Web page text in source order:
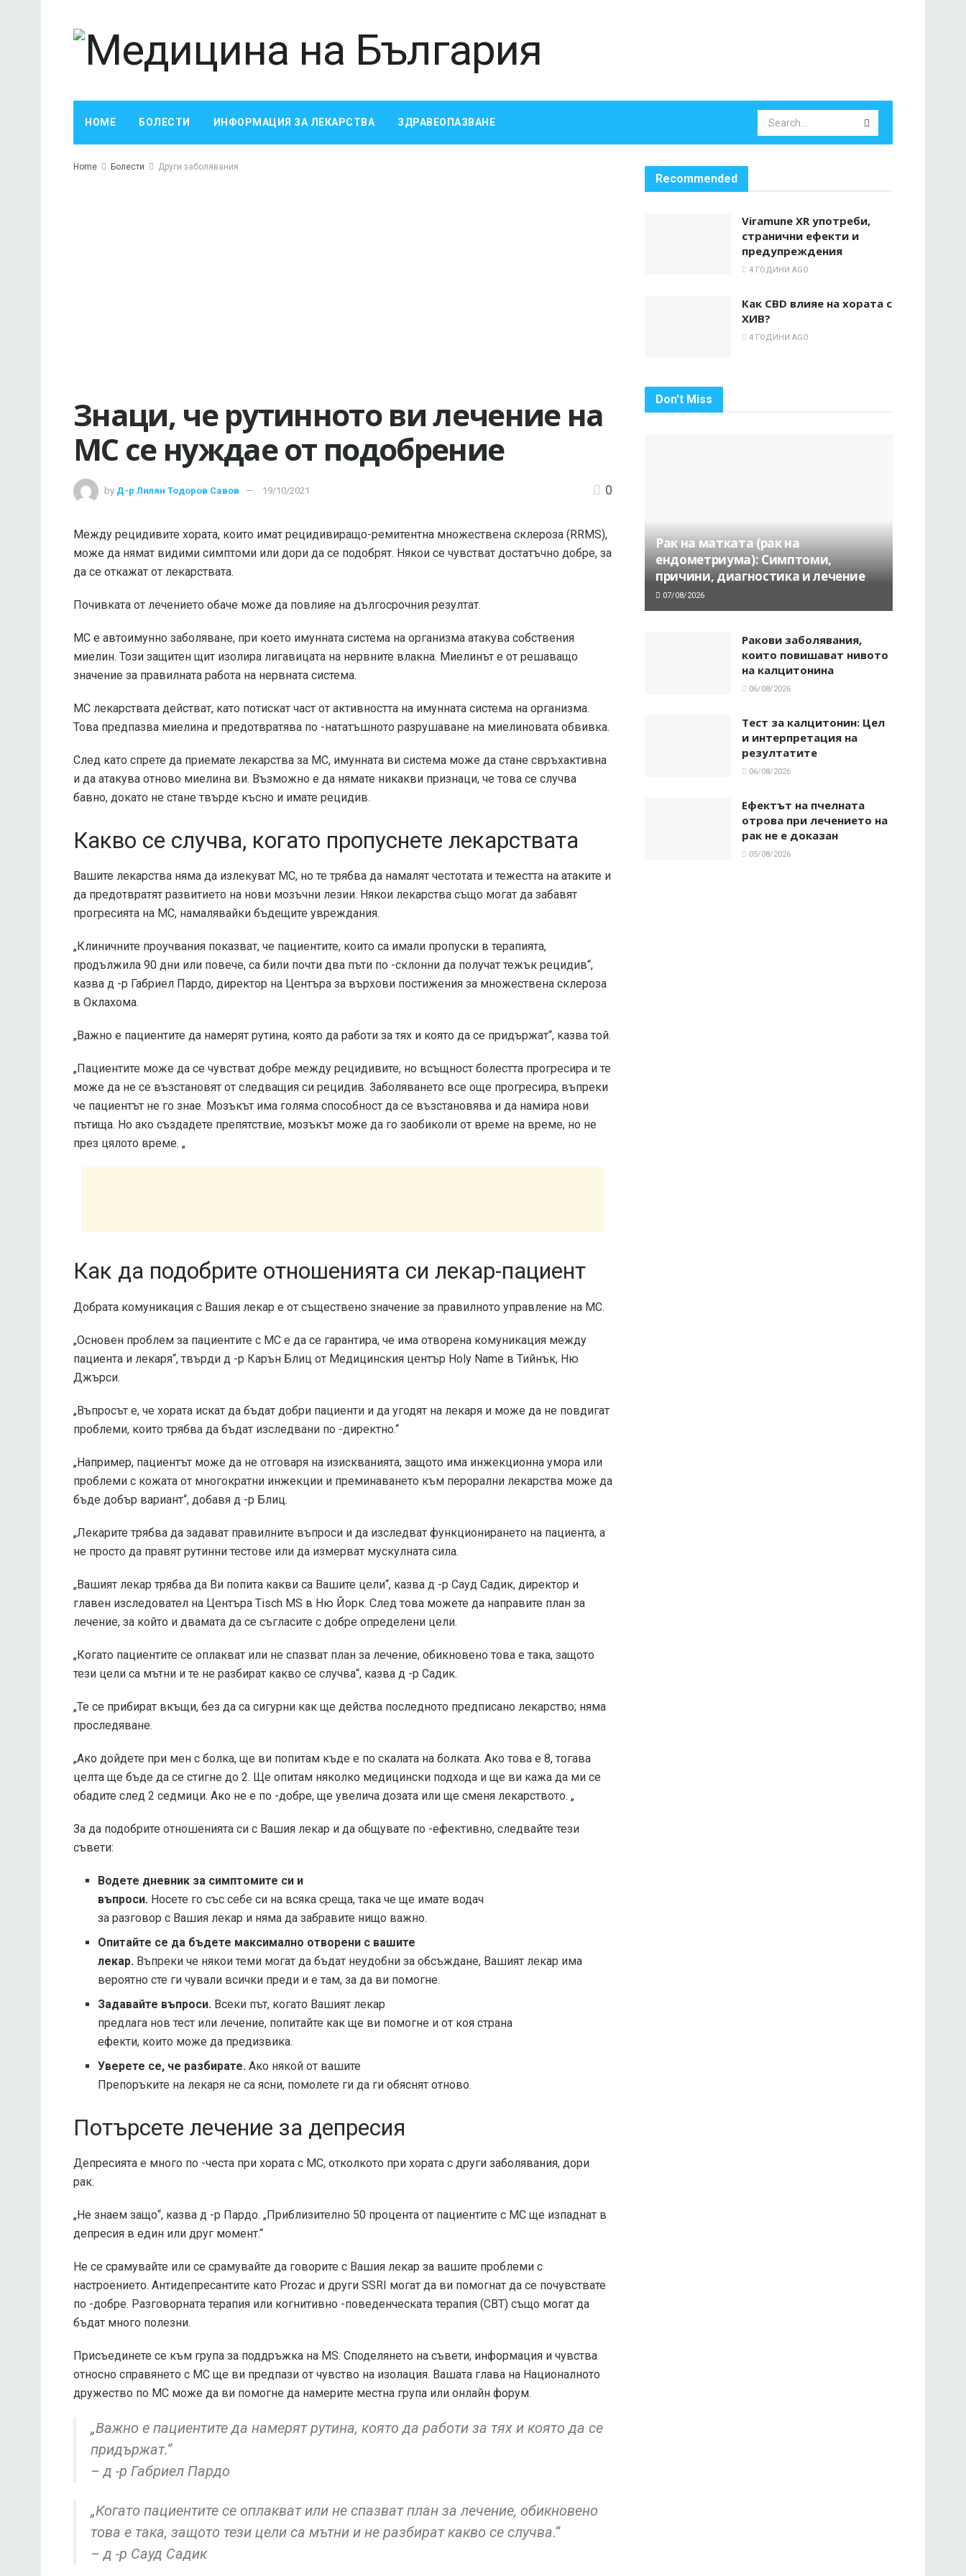
HOME БОЛЕСТИ ИНФОРМАЦИЯ ЗА ЛЕКАРСТВА ЗДРАВЕОПАЗВАНЕ
Home Болести Други заболявания
Знаци, че рутинното ви лечение на
МС се нуждае от подобрение
by Д-р Лилян Тодоров Савов 19/10/2021 0
Между рецидивите хората, които имат рецидивиращо-ремитентна множествена склероза (RRMS),
може да нямат видими симптоми или дори да се подобрят. Някои се чувстват достатъчно добре, за
да се откажат от лекарствата.
Почивката от лечението обаче може да повлияе на дългосрочния резултат.
МС е автоимунно заболяване, при което имунната система на организма атакува собствения
миелин. Този защитен щит изолира лигавицата на нервните влакна. Миелинът е от решаващо
значение за правилната работа на нервната система.
МС лекарствата действат, като потискат част от активността на имунната система на организма.
Това предпазва миелина и предотвратява по -нататъшното разрушаване на миелиновата обвивка.
След като спрете да приемате лекарства за МС, имунната ви система може да стане свръхактивна
и да атакува отново миелина ви. Възможно е да нямате никакви признаци, че това се случва
бавно, докато не стане твърде късно и имате рецидив.
Какво се случва, когато пропуснете лекарствата
Вашите лекарства няма да излекуват МС, но те трябва да намалят честотата и тежестта на атаките и
да предотвратят развитието на нови мозъчни лезии. Някои лекарства също могат да забавят
прогресията на МС, намалявайки бъдещите увреждания.
„Клиничните проучвания показват, че пациентите, които са имали пропуски в терапията,
продължила 90 дни или повече, са били почти два пъти по -склонни да получат тежък рецидив“,
казва д -р Габриел Пардо, директор на Центъра за върхови постижения за множествена склероза
в Оклахома.
„Важно е пациентите да намерят рутина, която да работи за тях и която да се придържат“, казва той.
„Пациентите може да се чувстват добре между рецидивите, но всъщност болестта прогресира и те
може да не се възстановят от следващия си рецидив. Заболяването все още прогресира, въпреки
че пациентът не го знае. Мозъкът има голяма способност да се възстановява и да намира нови
пътища. Но ако създадете препятствие, мозъкът може да го заобиколи от време на време, но не
през цялото време. „
Как да подобрите отношенията си лекар-пациент
Добрата комуникация с Вашия лекар е от съществено значение за правилното управление на МС.
„Основен проблем за пациентите с МС е да се гарантира, че има отворена комуникация между
пациента и лекаря“, твърди д -р Карън Блиц от Медицинския център Holy Name в Тийнък, Ню
Джърси.
„Въпросът е, че хората искат да бъдат добри пациенти и да угодят на лекаря и може да не повдигат
проблеми, които трябва да бъдат изследвани по -директно.“
„Например, пациентът може да не отговаря на изискванията, защото има инжекционна умора или
проблеми с кожата от многократни инжекции и преминаването към перорални лекарства може да
бъде добър вариант“, добавя д -р Блиц.
„Лекарите трябва да задават правилните въпроси и да изследват функционирането на пациента, а
не просто да правят рутинни тестове или да измерват мускулната сила.
„Вашият лекар трябва да Ви попита какви са Вашите цели“, казва д -р Сауд Садик, директор и
главен изследовател на Центъра Tisch MS в Ню Йорк. След това можете да направите план за
лечение, за който и двамата да се съгласите с добре определени цели.
„Когато пациентите се оплакват или не спазват план за лечение, обикновено това е така, защото
тези цели са мътни и те не разбират какво се случва“, казва д -р Садик.
„Те се прибират вкъщи, без да са сигурни как ще действа последното предписано лекарство; няма
проследяване.
„Ако дойдете при мен с болка, ще ви попитам къде е по скалата на болката. Ако това е 8, тогава
целта ще бъде да се стигне до 2. Ще опитам няколко медицински подхода и ще ви кажа да ми се
обадите след 2 седмици. Ако не е по -добре, ще увелича дозата или ще сменя лекарството. „
За да подобрите отношенията си с Вашия лекар и да общувате по -ефективно, следвайте тези
съвети:
Водете дневник за симптомите си и
въпроси. Носете го със себе си на всяка среща, така че ще имате водач
за разговор с Вашия лекар и няма да забравите нищо важно.
Опитайте се да бъдете максимално отворени с вашите
лекар. Въпреки че някои теми могат да бъдат неудобни за обсъждане, Вашият лекар има
вероятно сте ги чували всички преди и е там, за да ви помогне.
Задавайте въпроси. Всеки път, когато Вашият лекар
предлага нов тест или лечение, попитайте как ще ви помогне и от коя страна
ефекти, които може да предизвика.
Уверете се, че разбирате. Ако някой от вашите
Препоръките на лекаря не са ясни, помолете ги да ги обяснят отново.
Потърсете лечение за депресия
Депресията е много по -честа при хората с МС, отколкото при хората с други заболявания, дори
рак.
„Не знаем защо“, казва д -р Пардо. „Приблизително 50 процента от пациентите с МС ще изпаднат в
депресия в един или друг момент.“
Не се срамувайте или се срамувайте да говорите с Вашия лекар за вашите проблеми с
настроението. Антидепресантите като Prozac и други SSRI могат да ви помогнат да се почувствате
по -добре. Разговорната терапия или когнитивно -поведенческата терапия (CBT) също могат да
бъдат много полезни.
Присъединете се към група за поддръжка на MS. Споделянето на съвети, информация и чувства
относно справянето с МС ще ви предпази от чувство на изолация. Вашата глава на Националното
дружество по МС може да ви помогне да намерите местна група или онлайн форум.
„Важно е пациентите да намерят рутина, която да работи за тях и която да се
придържат.“
– д -р Габриел Пардо
„Когато пациентите се оплакват или не спазват план за лечение, обикновено
това е така, защото тези цели са мътни и не разбират какво се случва.“
– д -р Сауд Садик
Recommended
Viramune XR употреби,
странични ефекти и
предупреждения
4 ГОДИНИ AGO
Как CBD влияе на хората с
ХИВ?
4 ГОДИНИ AGO
Don't Miss
Рак на матката (рак на
ендометриума): Симптоми,
причини, диагностика и лечение
07/08/2026
Ракови заболявания,
които повишават нивото
на калцитонина
06/08/2026
Тест за калцитонин: Цел
и интерпретация на
резултатите
06/08/2026
Ефектът на пчелната
отрова при лечението на
рак не е доказан
05/08/2026